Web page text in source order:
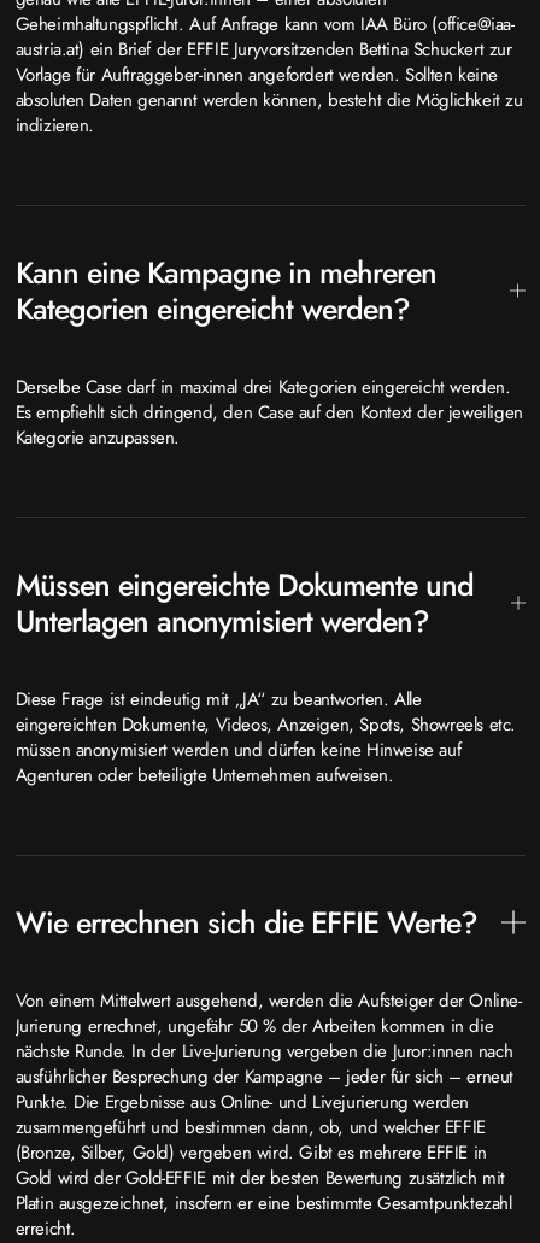
Geheimhaltungspflicht. Auf Anfrage kann vom IAA Büro (office@iaa-
austria.at) ein Brief der EFFIE Juryvorsitzenden Bettina Schuckert zur
Vorlage für Auftraggeber-innen angefordert werden. Sollten keine
absoluten Daten genannt werden können, besteht die Möglichkeit zu
indizieren.
Kann eine Kampagne in mehreren
Kategorien eingereicht werden?
Derselbe Case darf in maximal drei Kategorien eingereicht werden.
Es empfiehlt sich dringend, den Case auf den Kontext der jeweiligen
Kategorie anzupassen.
Müssen eingereichte Dokumente und
Unterlagen anonymisiert werden?
Diese Frage ist eindeutig mit „JA“ zu beantworten. Alle
eingereichten Dokumente, Videos, Anzeigen, Spots, Showreels etc.
müssen anonymisiert werden und dürfen keine Hinweise auf
Agenturen oder beteiligte Unternehmen aufweisen.
Wie errechnen sich die EFFIE Werte?
Von einem Mittelwert ausgehend, werden die Aufsteiger der Online-
Jurierung errechnet, ungefähr 50 % der Arbeiten kommen in die
nächste Runde. In der Live-Jurierung vergeben die Juror:innen nach
ausführlicher Besprechung der Kampagne – jeder für sich – erneut
Punkte. Die Ergebnisse aus Online- und Livejurierung werden
zusammengeführt und bestimmen dann, ob, und welcher EFFIE
(Bronze, Silber, Gold) vergeben wird. Gibt es mehrere EFFIE in
Gold wird der Gold-EFFIE mit der besten Bewertung zusätzlich mit
Platin ausgezeichnet, insofern er eine bestimmte Gesamtpunktezahl
erreicht.